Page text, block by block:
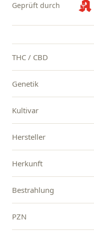
Geprüft durch
THC / CBD
Genetik
Kultivar
Hersteller
Herkunft
Bestrahlung
PZN